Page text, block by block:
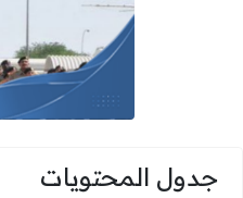
جدول المحتويات